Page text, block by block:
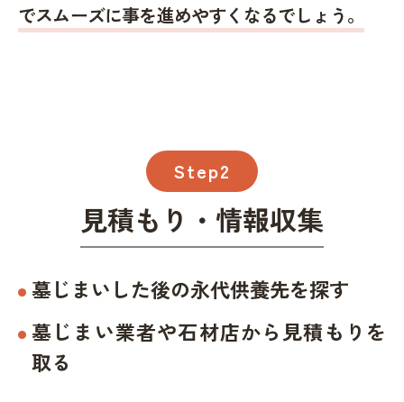
でスムーズに事を進めやすくなるでしょう。
Step2
見積もり・情報収集
墓じまいした後の永代供養先を探す
墓じまい業者や石材店から見積もりを
取る